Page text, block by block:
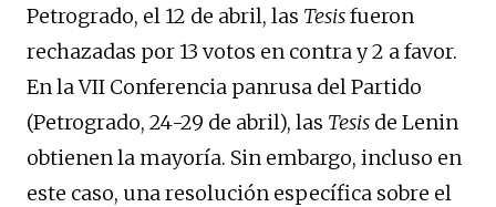
Petrogrado, el 12 de abril, las Tesisfueron
rechazadas por 13 votos en contra y 2 a favor.
En la VII Conferencia panrusa del Partido
(Petrogrado, 24-29 de abril), las Tesis de Lenin
obtienen la mayoría. Sin embargo, incluso en
este caso, una resolución específica sobre el